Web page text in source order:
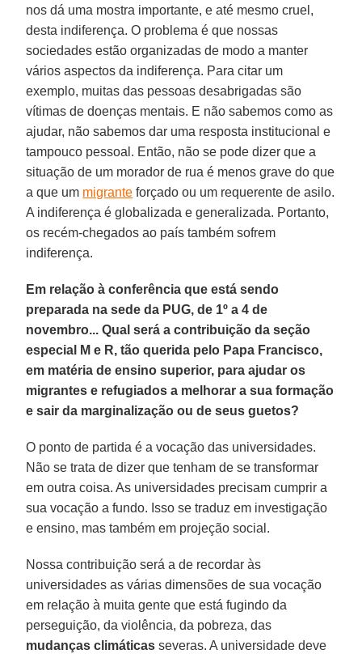
nos dá uma mostra importante, e até mesmo cruel,
desta indiferença. O problema é que nossas
sociedades estão organizadas de modo a manter
vários aspectos da indiferença. Para citar um
exemplo, muitas das pessoas desabrigadas são
vítimas de doenças mentais. E não sabemos como as
ajudar, não sabemos dar uma resposta institucional e
tampouco pessoal. Então, não se pode dizer que a
situação de um morador de rua é menos grave do que
a que um migrante forçado ou um requerente de asilo.
A indiferença é globalizada e generalizada. Portanto,
os recém-chegados ao país também sofrem
indiferença.
Em relação à conferência que está sendo
preparada na sede da PUG, de 1º a 4 de
novembro... Qual será a contribuição da seção
especial M e R, tão querida pelo Papa Francisco,
em matéria de ensino superior, para ajudar os
migrantes e refugiados a melhorar a sua formação
e sair da marginalização ou de seus guetos?
O ponto de partida é a vocação das universidades.
Não se trata de dizer que tenham de se transformar
em outra coisa. As universidades precisam cumprir a
sua vocação a fundo. Isso se traduz em investigação
e ensino, mas também em projeção social.
Nossa contribuição será a de recordar às
universidades as várias dimensões de sua vocação
em relação à muita gente que está fugindo da
perseguição, da violência, da pobreza, das
mudanças climáticas severas. A universidade deve